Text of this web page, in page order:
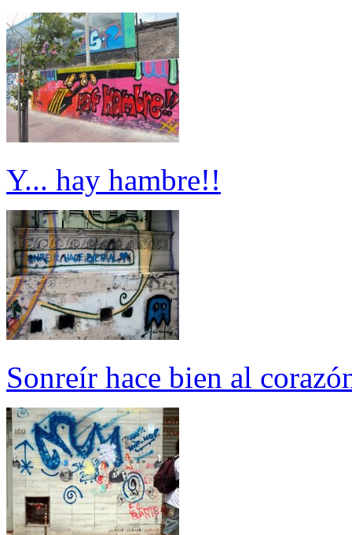
Y... hay hambre!!
Sonreír hace bien al